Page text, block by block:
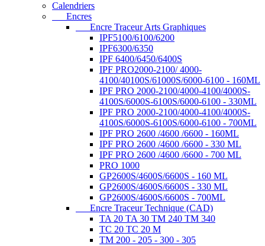
Calendriers
Encres
Encre Traceur Arts Graphiques
IPF5100/6100/6200
IPF6300/6350
IPF 6400/6450/6400S
IPF PRO2000-2100/ 4000-
4100/40100S/61000S/6000-6100 - 160ML
IPF PRO 2000-2100/4000-4100/4000S-
4100S/6000S-6100S/6000-6100 - 330ML
IPF PRO 2000-2100/4000-4100/4000S-
4100S/6000S-6100S/6000-6100 - 700ML
IPF PRO 2600 /4600 /6600 - 160ML
IPF PRO 2600 /4600 /6600 - 330 ML
IPF PRO 2600 /4600 /6600 - 700 ML
PRO 1000
GP2600S/4600S/6600S - 160 ML
GP2600S/4600S/6600S - 330 ML
GP2600S/4600S/6600S - 700ML
Encre Traceur Technique (CAD)
TA 20 TA 30 TM 240 TM 340
TC 20 TC 20 M
TM 200 - 205 - 300 - 305